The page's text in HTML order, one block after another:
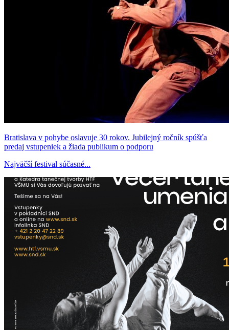
Bratislava v pohybe oslavuje 30 rokov. Jubilejný ročník spúšťa
predaj vstupeniek a žiada publikum o podporu
Najväčší festival súčasné...